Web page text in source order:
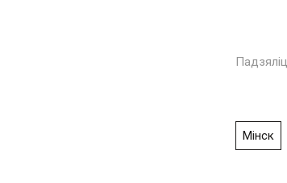
Мінск